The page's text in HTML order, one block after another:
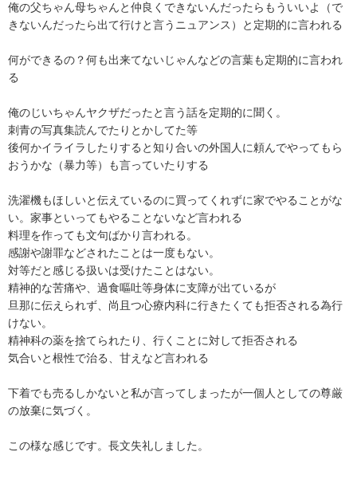
俺の父ちゃん母ちゃんと仲良くできないんだったらもういいよ（で
きないんだったら出て行けと言うニュアンス）と定期的に言われる
何ができるの？何も出来てないじゃんなどの言葉も定期的に言われ
る
俺のじいちゃんヤクザだったと言う話を定期的に聞く。
刺青の写真集読んでたりとかしてた等
後何かイライラしたりすると知り合いの外国人に頼んでやってもら
おうかな（暴力等）も言っていたりする
洗濯機もほしいと伝えているのに買ってくれずに家でやることがな
い。家事といってもやることないなど言われる
料理を作っても文句ばかり言われる。
感謝や謝罪などされたことは一度もない。
対等だと感じる扱いは受けたことはない。
精神的な苦痛や、過食嘔吐等身体に支障が出ているが
旦那に伝えられず、尚且つ心療内科に行きたくても拒否される為行
けない。
精神科の薬を捨てられたり、行くことに対して拒否される
気合いと根性で治る、甘えなど言われる
下着でも売るしかないと私が言ってしまったが一個人としての尊厳
の放棄に気づく。
この様な感じです。長文失礼しました。